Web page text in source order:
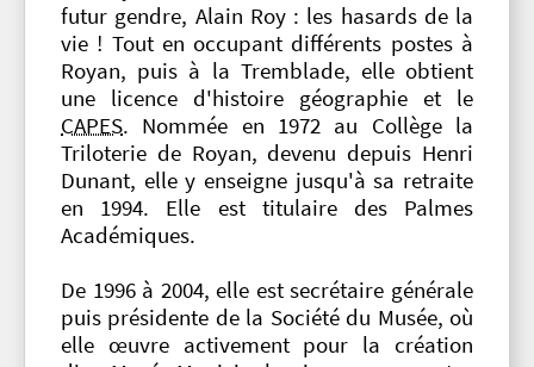
futur gendre, Alain Roy : les hasards de la
vie ! Tout en occupant différents postes à
Royan, puis à la Tremblade, elle obtient
une licence d'histoire géographie et le
CAPES. Nommée en 1972 au Collège la
Triloterie de Royan, devenu depuis Henri
Dunant, elle y enseigne jusqu'à sa retraite
en 1994. Elle est titulaire des Palmes
Académiques.
De 1996 à 2004, elle est secrétaire générale
puis présidente de la Société du Musée, où
elle œuvre activement pour la création